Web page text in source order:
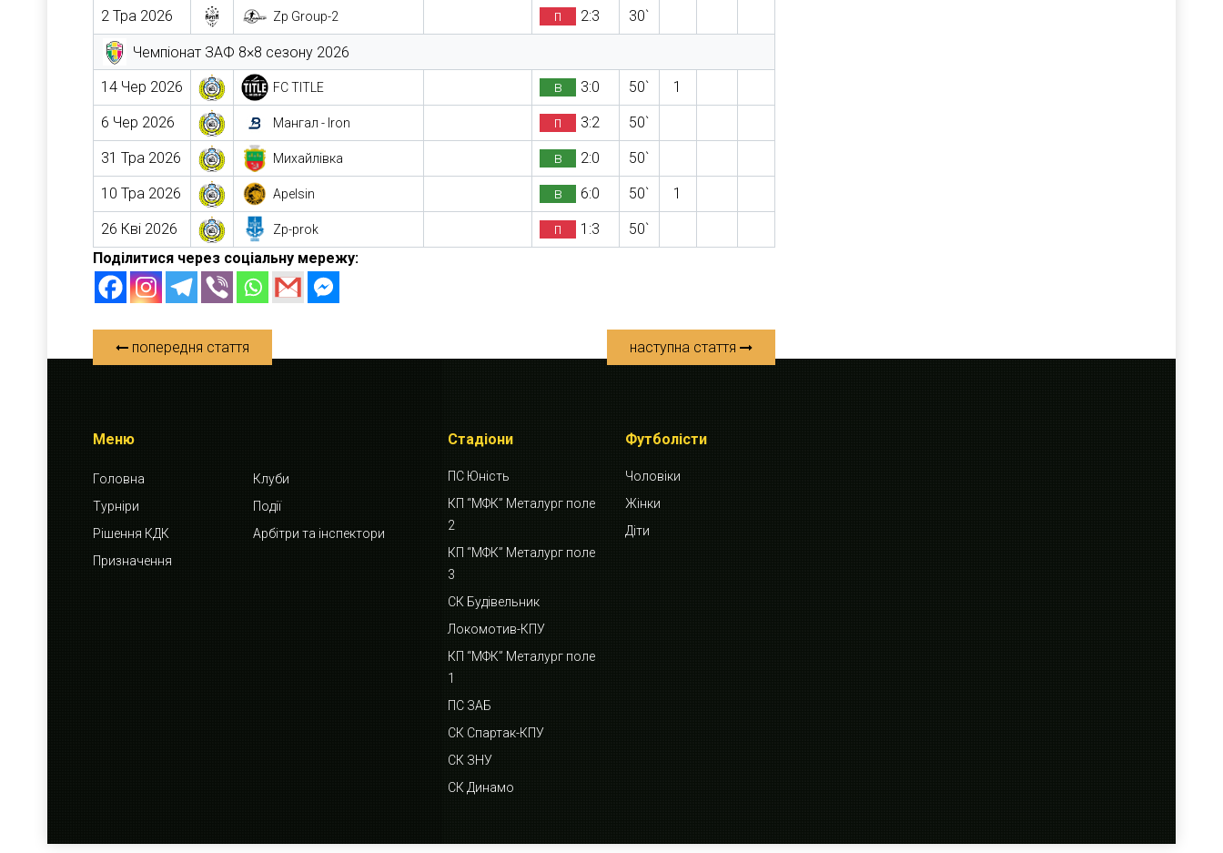
2 Тра 2026 Zp Group-2 п 2:3 30`
Чемпіонат ЗАФ 8×8 сезону 2026
14 Чер 2026 FC TITLE в 3:0 50` 1
6 Чер 2026 Мангал - Iron п 3:2 50`
31 Тра 2026 Михайлівка в 2:0 50`
10 Тра 2026 Apelsin в 6:0 50` 1
26 Кві 2026 Zp-prok п 1:3
50`
Поділитися через соціальну мережу:
попередня стаття наступна стаття
Меню
Головна
Клуби
Турніри
Події
Рішення КДК
Арбітри та інспектори
Призначення
Стадіони
ПС Юність
КП “МФК” Металург поле
2
КП “МФК” Металург поле
3
СК Будівельник
Локомотив-КПУ
КП “МФК” Металург поле
1
ПС ЗАБ
СК Спартак-КПУ
СК ЗНУ
СК Динамо
Футболісти
Чоловіки
Жінки
Діти